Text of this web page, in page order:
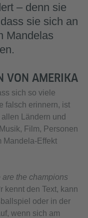
– denn sie
sie sich an
Mandelas
VON AMERIKA
sich so viele
falsch erinnern, ist
Ländern und
Film, Personen
Mandela-Effekt
are the champions
kennt den Text, kann
oder in der
wenn sich am